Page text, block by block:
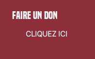
faire un don
CLIQUEZ ICI